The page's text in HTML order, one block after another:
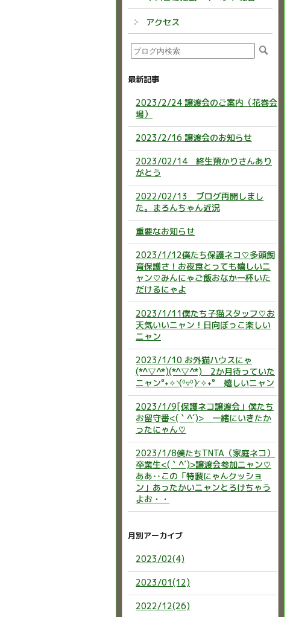
アクセス
最新記事
2023/2/24 譲渡会のご案内（花巻会
場）
2023/2/16 譲渡会のお知らせ
2023/02/14 終生預かりさんあり
がとう
2022/02/13 ブログ再開しまし
た。まろんちゃん近況
重要なお知らせ
2023/1/12僕たち保護ネコ♡多頭飼
育保護さ！お夜食とっても嬉しいニ
ャン♡みんにゃご飯おなか一杯いた
だけるにゃよ
2023/1/11僕たち子猫スタッフ♡お
天気いいニャン！日向ぼっこ楽しい
ニャン
2023/1/10 お外猫ハウスにゃ
(*^▽^*)(*^▽^*) 2か月待っていた
ニャン°˖✧◝(⁰▿⁰)◜✧˖° 嬉しいニャン
2023/1/9[保護ネコ譲渡会」僕たち
お留守番<(｀^´)> 一緒にいきたか
ったにゃん♡
2023/1/8僕たちTNTA（家庭ネコ）
卒業生<(｀^´)>譲渡会参加ニャン♡
ああ‥この「特製にゃんクッショ
ン」あったかいニャンとろけちゃう
よお・・
月別アーカイブ
2023/02(4)
2023/01(12)
2022/12(26)